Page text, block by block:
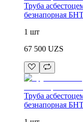
Труба
безнапорная
1 шт
67 500 UZS
Труба
безнапорная